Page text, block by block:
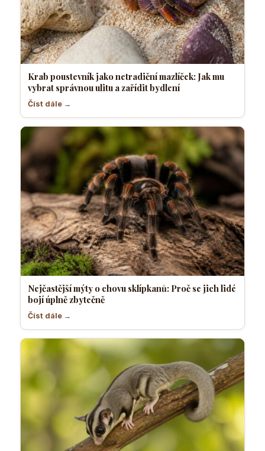
Krab poustevník jako netradiční mazlíček: Jak mu
vybrat správnou ulitu a zařídit bydlení
Číst dále →
Nejčastější mýty o chovu sklípkanů: Proč se jich lidé
bojí úplně zbytečně
Číst dále →